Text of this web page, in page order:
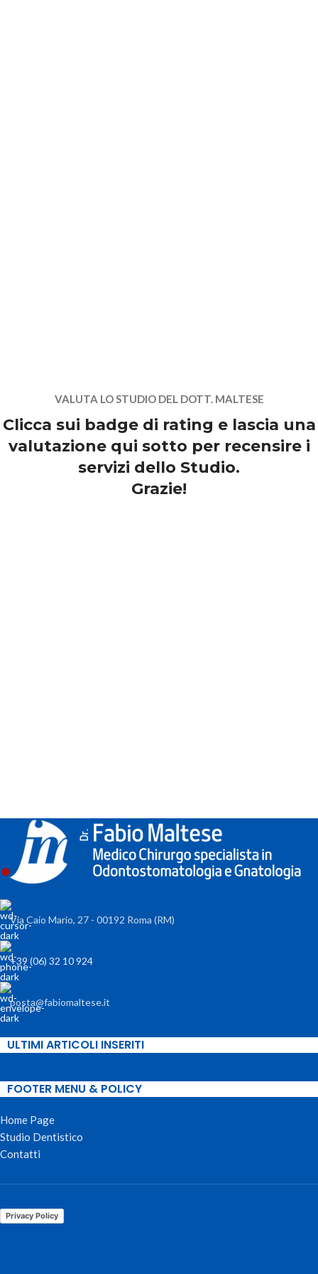
VALUTA LO STUDIO DEL DOTT. MALTESE
Clicca sui badge di rating e lascia una
valutazione qui sotto per recensire i
servizi dello Studio.
Grazie!
Via Caio Mario, 27 - 00192 Roma (RM)
+39 (06) 32 10 924
posta@fabiomaltese.it
ULTIMI ARTICOLI INSERITI
FOOTER MENU & POLICY
Home Page
Studio Dentistico
Contatti
Privacy Policy